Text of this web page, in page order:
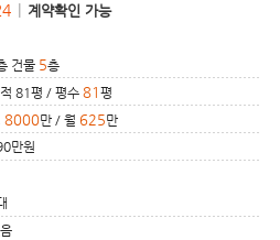
계약확인 가능
건물 5층
81평 / 평수 81 평
8000만 / 월 625만
만원